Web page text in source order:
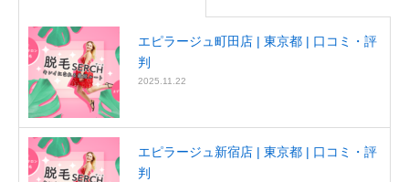
エピラージュ町田店 | 東京都 | 口コミ・評
判
2025.11.22
エピラージュ新宿店 | 東京都 | 口コミ・評
判